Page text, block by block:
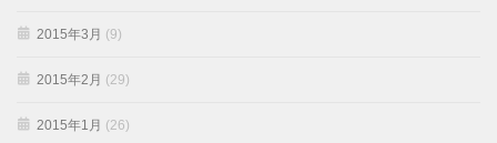
2015年3月 (9)
2015年2月 (29)
2015年1月 (26)